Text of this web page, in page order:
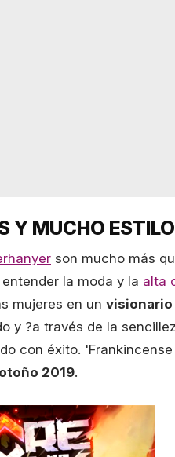
Y MUCHO ESTILO
son mucho más
la moda y la alta
mujeres en un
y ?a través de la
con éxito.
2019.